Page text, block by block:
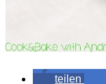
teilen